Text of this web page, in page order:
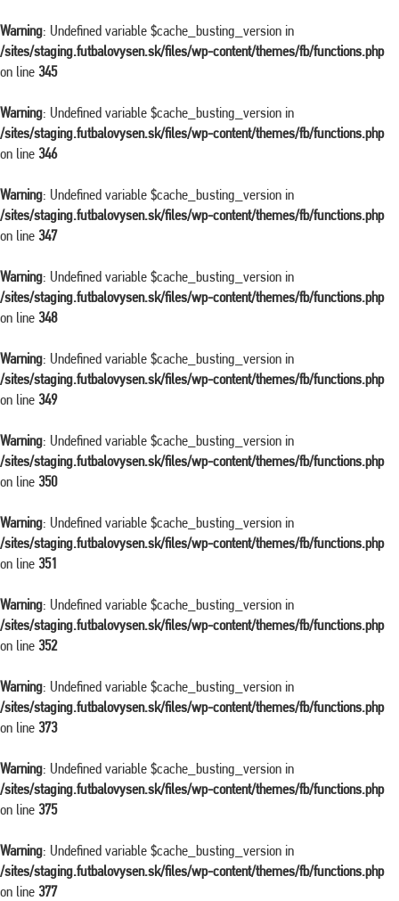
Warning: Undefined variable $cache_busting_version in
/sites/staging.futbalovysen.sk/files/wp-content/themes/fb/functions.php
on line 345
Warning: Undefined variable $cache_busting_version in
/sites/staging.futbalovysen.sk/files/wp-content/themes/fb/functions.php
on line 346
Warning: Undefined variable $cache_busting_version in
/sites/staging.futbalovysen.sk/files/wp-content/themes/fb/functions.php
on line 347
Warning: Undefined variable $cache_busting_version in
/sites/staging.futbalovysen.sk/files/wp-content/themes/fb/functions.php
on line 348
Warning: Undefined variable $cache_busting_version in
/sites/staging.futbalovysen.sk/files/wp-content/themes/fb/functions.php
on line 349
Warning: Undefined variable $cache_busting_version in
/sites/staging.futbalovysen.sk/files/wp-content/themes/fb/functions.php
on line 350
Warning: Undefined variable $cache_busting_version in
/sites/staging.futbalovysen.sk/files/wp-content/themes/fb/functions.php
on line 351
Warning: Undefined variable $cache_busting_version in
/sites/staging.futbalovysen.sk/files/wp-content/themes/fb/functions.php
on line 352
Warning: Undefined variable $cache_busting_version in
/sites/staging.futbalovysen.sk/files/wp-content/themes/fb/functions.php
on line 373
Warning: Undefined variable $cache_busting_version in
/sites/staging.futbalovysen.sk/files/wp-content/themes/fb/functions.php
on line 375
Warning: Undefined variable $cache_busting_version in
/sites/staging.futbalovysen.sk/files/wp-content/themes/fb/functions.php
on line 377